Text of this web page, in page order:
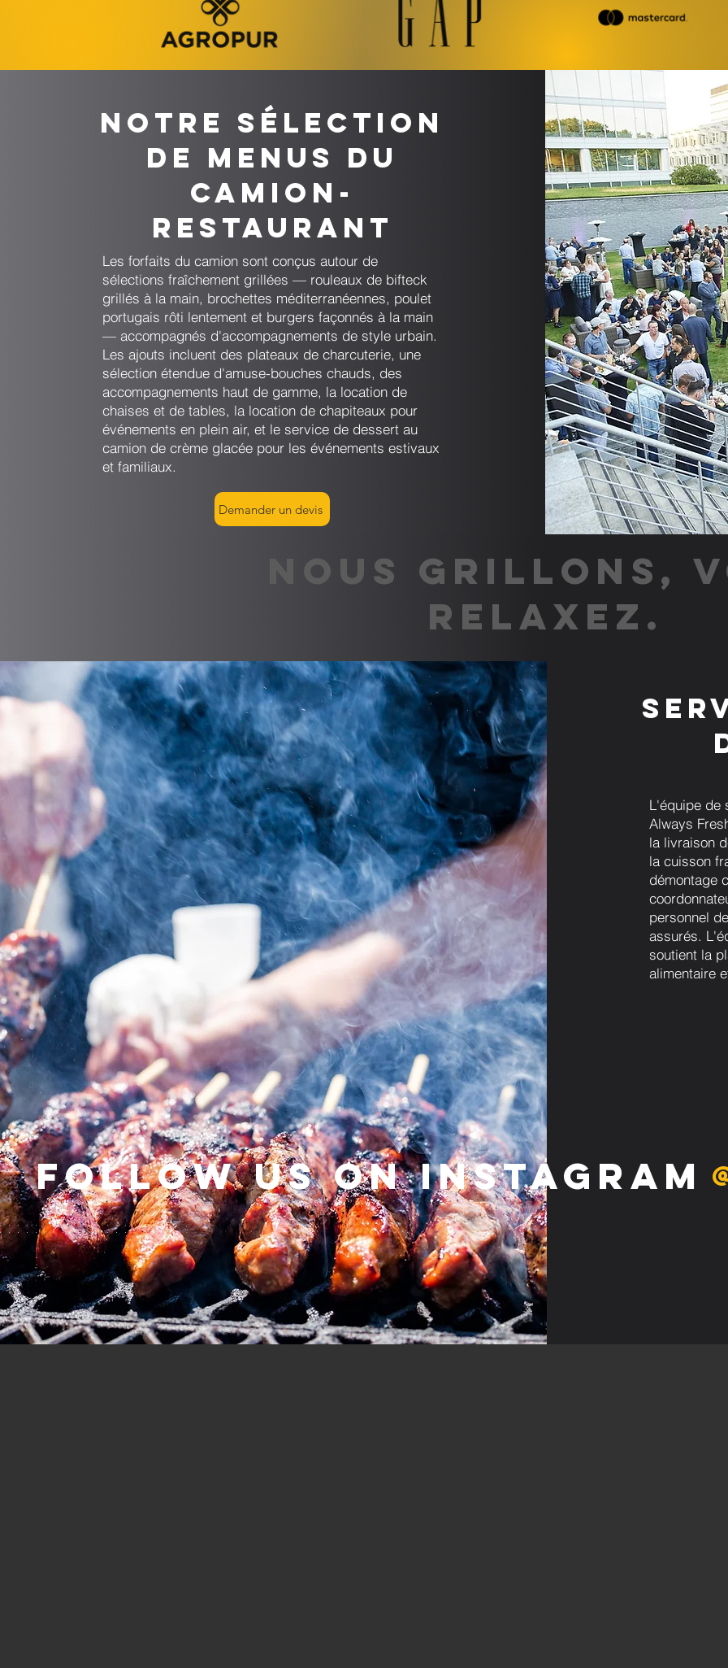
Notre sélection
de menus du
camion-
restaurant
Les forfaits du camion sont conçus autour de
sélections fraîchement grillées — rouleaux de bifteck
grillés à la main, brochettes méditerranéennes, poulet
portugais rôti lentement et burgers façonnés à la main
— accompagnés d'accompagnements de style urbain.
Les ajouts incluent des plateaux de charcuterie, une
sélection étendue d'amuse-bouches chauds, des
accompagnements haut de gamme, la location de
chaises et de tables, la location de chapiteaux pour
événements en plein air, et le service de dessert au
camion de crème glacée pour les événements estivaux
et familiaux.
Demander un devis
NOUS GRILLONS,
RELAXEZ.
L'équipe de
Always
la livraison
la cuisson
démontage
personnel
assurés.
soutient la
alimentaire
Follow us on Instagram